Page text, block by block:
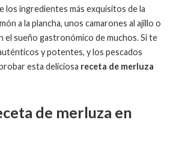
los ingredientes más exquisitos de la
a la plancha, unos camarones al ajillo o
el sueño gastronómico de muchos. Si te
y potentes, y los pescados
esta deliciosa receta de merluza
de merluza en